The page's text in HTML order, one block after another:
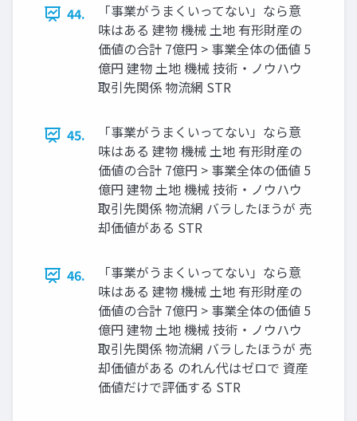
44.
「事業がうまくいってない」なら意
味はある 建物 機械 土地 有形財産の
価値の合計 7億円 > 事業全体の価値 5
億円 建物 土地 機械 技術・ノウハウ
取引先関係 物流網 STR
45.
「事業がうまくいってない」なら意
味はある 建物 機械 土地 有形財産の
価値の合計 7億円 > 事業全体の価値 5
億円 建物 土地 機械 技術・ノウハウ
取引先関係 物流網 バラしたほうが 売
却価値がある STR
46.
「事業がうまくいってない」なら意
味はある 建物 機械 土地 有形財産の
価値の合計 7億円 > 事業全体の価値 5
億円 建物 土地 機械 技術・ノウハウ
取引先関係 物流網 バラしたほうが 売
却価値がある のれん代はゼロで 資産
価値だけで評価する STR